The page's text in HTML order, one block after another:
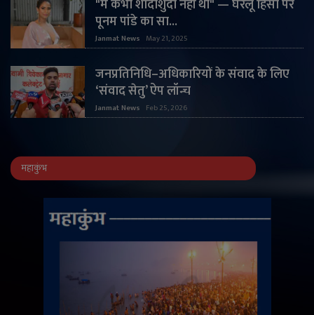
"मैं कभी शादीशुदा नहीं थी" — घरेलू हिंसा पर
पूनम पांडे का सा...
Janmat News May 21, 2025
जनप्रतिनिधि–अधिकारियों के संवाद के लिए
‘संवाद सेतु’ ऐप लॉन्च
Janmat News Feb 25, 2026
महाकुंभ